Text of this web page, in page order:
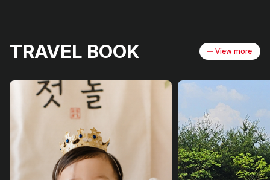
TRAVEL BOOK View more